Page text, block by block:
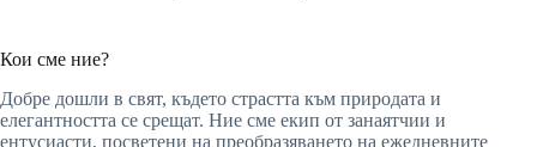
Кои сме ние?
Добре дошли в свят, където страстта към природата и
елегантността се срещат. Ние сме екип от занаятчии и
ентусиасти, посветени на преобразяването на ежедневните